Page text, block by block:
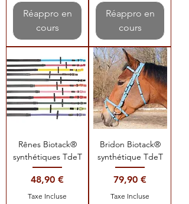
Réappro en
cours
Réappro en
cours
Rênes Biotack®
synthétiques TdeT
Prix
48,90 €
Taxe Incluse
Bridon Biotack®
synthétique TdeT
Prix
79,90 €
Taxe Incluse